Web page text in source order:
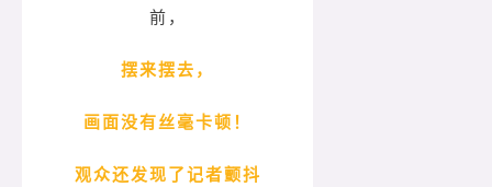
前，
摆来摆去，
画面没有丝毫卡顿！
观众还发现了记者颤抖